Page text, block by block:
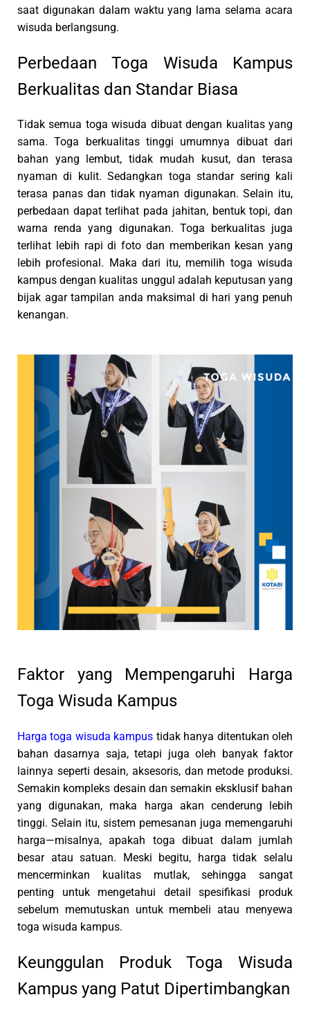
saat digunakan dalam waktu yang lama selama acara
wisuda berlangsung.
Perbedaan Toga Wisuda Kampus
Berkualitas dan Standar Biasa
Tidak semua toga wisuda dibuat dengan kualitas yang
sama. Toga berkualitas tinggi umumnya dibuat dari
bahan yang lembut, tidak mudah kusut, dan terasa
nyaman di kulit. Sedangkan toga standar sering kali
terasa panas dan tidak nyaman digunakan. Selain itu,
perbedaan dapat terlihat pada jahitan, bentuk topi, dan
warna renda yang digunakan. Toga berkualitas juga
terlihat lebih rapi di foto dan memberikan kesan yang
lebih profesional. Maka dari itu, memilih toga wisuda
kampus dengan kualitas unggul adalah keputusan yang
bijak agar tampilan anda maksimal di hari yang penuh
kenangan.
Faktor yang Mempengaruhi Harga
Toga Wisuda Kampus
Harga toga wisuda kampus tidak hanya ditentukan oleh
bahan dasarnya saja, tetapi juga oleh banyak faktor
lainnya seperti desain, aksesoris, dan metode produksi.
Semakin kompleks desain dan semakin eksklusif bahan
yang digunakan, maka harga akan cenderung lebih
tinggi. Selain itu, sistem pemesanan juga memengaruhi
harga—misalnya, apakah toga dibuat dalam jumlah
besar atau satuan. Meski begitu, harga tidak selalu
mencerminkan kualitas mutlak, sehingga sangat
penting untuk mengetahui detail spesifikasi produk
sebelum memutuskan untuk membeli atau menyewa
toga wisuda kampus.
Keunggulan Produk Toga Wisuda
Kampus yang Patut Dipertimbangkan